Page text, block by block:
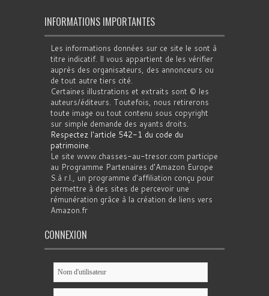
INFORMATIONS IMPORTANTES
Les informations données sur ce site le sont à
titre indicatif. Il vous appartient de les vérifier
auprès des organisateurs, des annonceurs ou
de tout autre tiers cité.
Certaines illustrations et extraits sont © les
auteurs/éditeurs. Toutefois, nous retirerons
toute image ou tout contenu sous copyright
sur simple demande des ayants droits.
Respectez l'article 542-1 du code du
patrimoine.
Le site www.chasses-au-tresor.com participe
au Programme Partenaires d’Amazon Europe
S.à r.l., un programme d’affiliation conçu pour
permettre à des sites de percevoir une
rémunération grâce à la création de liens vers
Amazon.fr
CONNEXION